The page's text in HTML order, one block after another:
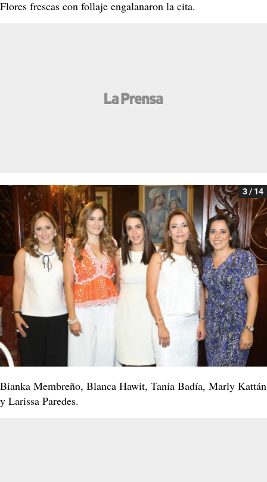
Flores frescas con follaje engalanaron la cita.
3 / 14
Bianka Membreño, Blanca Hawit, Tania Badía, Marly Kattán
y Larissa Paredes.